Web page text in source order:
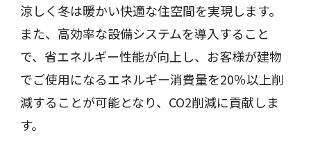
涼しく冬は暖かい快適な住空間を実現します。
また、高効率な設備システムを導入すること
で、省エネルギー性能が向上し、お客様が建物
でご使用になるエネルギー消費量を20％以上削
減することが可能となり、CO2削減に貢献しま
す。